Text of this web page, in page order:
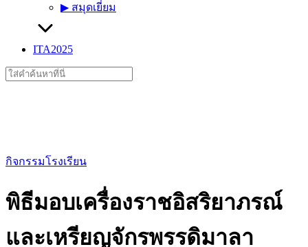
▶︎ สมุดเยี่ยม
ITA2025
Search
for:
กิจกรรมโรงเรียน
พิธีมอบเครื่องราชอิสริยาภรณ์
และเหรียญจักรพรรดิมาลา